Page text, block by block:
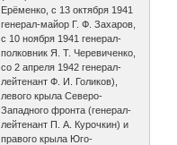
Ерёменко, с 13 октября 1941
генерал-майор Г. Ф. Захаров,
с 10 ноября 1941 генерал-
полковник Я. Т. Черевиченко,
со 2 апреля 1942 генерал-
лейтенант Ф. И. Голиков),
левого крыла Северо-
Западного фронта (генерал-
лейтенант П. А. Курочкин) и
правого крыла Юго-